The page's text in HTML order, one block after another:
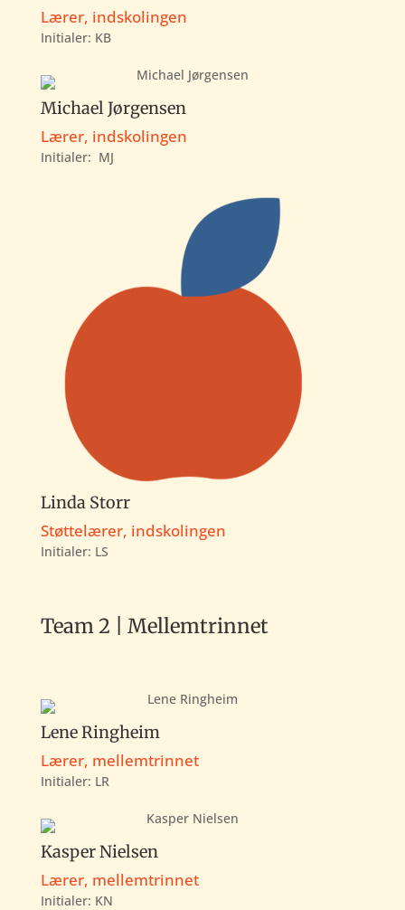
Lærer, indskolingen
Initialer: KB
Michael Jørgensen
Lærer, indskolingen
Initialer: MJ
Linda Storr
Støttelærer, indskolingen
Initialer: LS
Team 2 | Mellemtrinnet
Lene Ringheim
Lærer, mellemtrinnet
Initialer: LR
Kasper Nielsen
Lærer, mellemtrinnet
Initialer: KN